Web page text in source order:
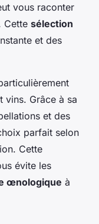
vous raconter
Cette sélection
et des
vins. Grâce à sa
et des
parfait selon
Cette
évite les
œnologique à